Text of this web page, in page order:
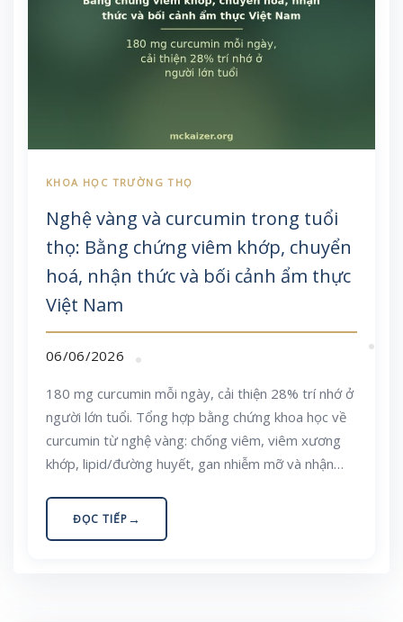
Nghệ vàng và curcumin trong tuổi
thọ: Bằng chứng viêm khớp, chuyển
hoá, nhận thức và bối cảnh ẩm thực
Việt Nam
06/06/2026
180 mg curcumin mỗi ngày, cải thiện 28% trí nhớ ở
người lớn tuổi. Tổng hợp bằng chứng khoa học về
curcumin từ nghệ vàng: chống viêm, viêm xương
khớp, lipid/đường huyết, gan nhiễm mỡ và nhận
trong bối cảnh ẩm thực Việt Nam. Bài viết mang
tính giáo dục, không phải lời khuyên điều trị.
ĐỌC TIẾP